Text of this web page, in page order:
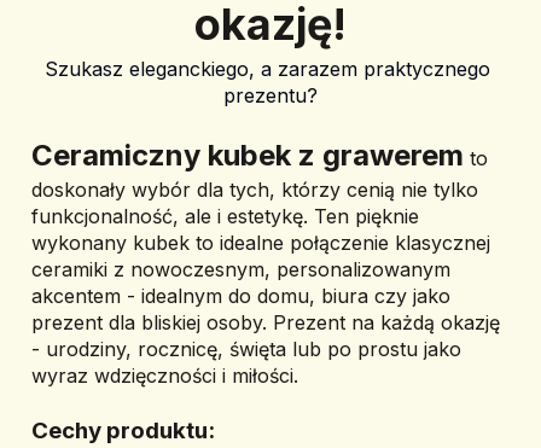
okazję!
Szukasz eleganckiego, a zarazem praktycznego
prezentu?
﻿Ceramiczny kubek z grawerem to
doskonały wybór dla tych, którzy cenią nie tylko
funkcjonalność, ale i estetykę. Ten pięknie
wykonany kubek to idealne połączenie klasycznej
ceramiki z nowoczesnym, personalizowanym
akcentem - idealnym do domu, biura czy jako
prezent dla bliskiej osoby. Prezent na każdą okazję
- urodziny, rocznicę, święta lub po prostu jako
wyraz wdzięczności i miłości.
Cechy produktu: